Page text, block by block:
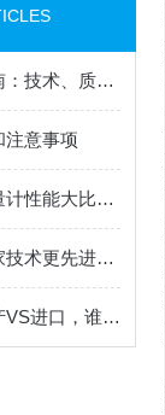
气体流量计选购指南：技术、质量、口碑、性能全维度横评，格里机电告诉您国产与进口谁更香？
注意事项
耐腐蚀微量气体流量计性能大比拼：格里机电精度高、稳定性好、技术更硬
硅烷气体流量计哪家技术更先进？热式VS耐腐蚀设计，国产厂家能否打破进口垄断？
打破进口垄断！国产VS进口，谁才是热式MFC气体流量计的“性能强者”？技术先进性深度擂台